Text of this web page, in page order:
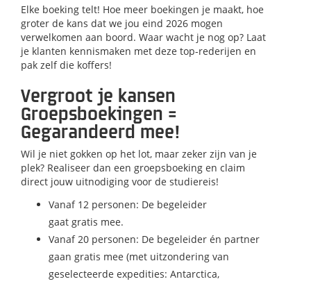
Elke boeking telt! Hoe meer boekingen je maakt, hoe
groter de kans dat we jou eind 2026 mogen
verwelkomen aan boord. Waar wacht je nog op? Laat
je klanten kennismaken met deze top-rederijen en
pak zelf die koffers!
Vergroot je kansen
Groepsboekingen =
Gegarandeerd mee!
Wil je niet gokken op het lot, maar zeker zijn van je
plek? Realiseer dan een groepsboeking en claim
direct jouw uitnodiging voor de studiereis!
Vanaf 12 personen: De begeleider
gaat gratis mee.
Vanaf 20 personen: De begeleider én partner
gaan gratis mee (met uitzondering van
geselecteerde expedities: Antarctica,